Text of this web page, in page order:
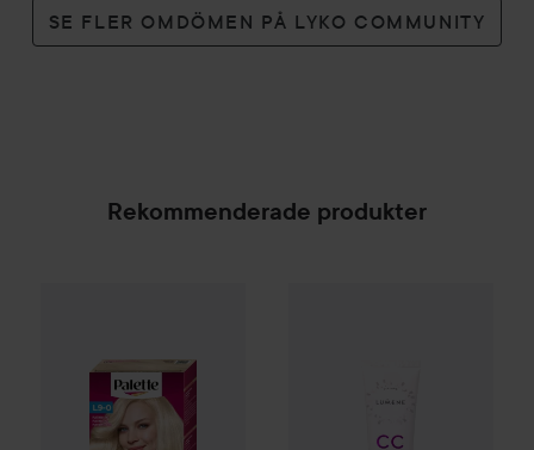
SE FLER OMDÖMEN PÅ LYKO COMMUNITY
Rekommenderade produkter